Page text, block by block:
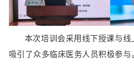
本次培训会采用线下授课与线
吸引了众多临床医务人员积极参与